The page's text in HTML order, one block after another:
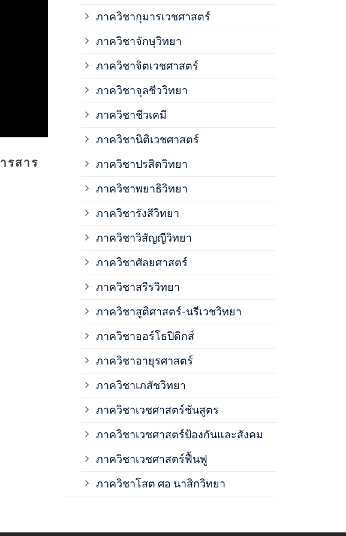
รสาร
ภาควิชากุมารเวชศาสตร์
ภาควิชาจักษุวิทยา
ภาควิชาจิตเวชศาสตร์
ภาควิชาจุลชีววิทยา
ภาควิชาชีวเคมี
ภาควิชานิติเวชศาสตร์
ภาควิชาปรสิตวิทยา
ภาควิชาพยาธิวิทยา
ภาควิชารังสีวิทยา
ภาควิชาวิสัญญีวิทยา
ภาควิชาศัลยศาสตร์
ภาควิชาสรีรวิทยา
ภาควิชาสูติศาสตร์-นรีเวชวิทยา
ภาควิชาออร์โธปิดิกส์
ภาควิชาอายุรศาสตร์
ภาควิชาเภสัชวิทยา
ภาควิชาเวชศาสตร์ชันสูตร
ภาควิชาเวชศาสตร์ป้องกันและสังคม
ภาควิชาเวชศาสตร์ฟื้นฟู
ภาควิชาโสต ศอ นาสิกวิทยา